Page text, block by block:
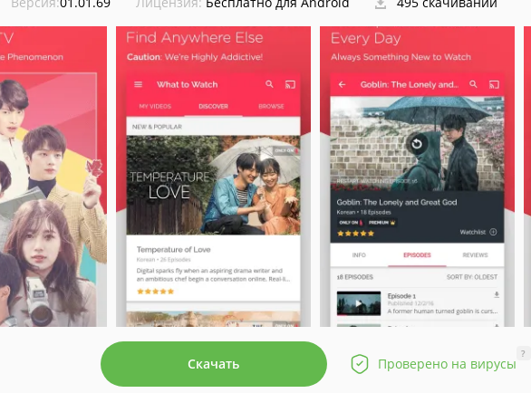
Скачать Проверено на вирусы
?